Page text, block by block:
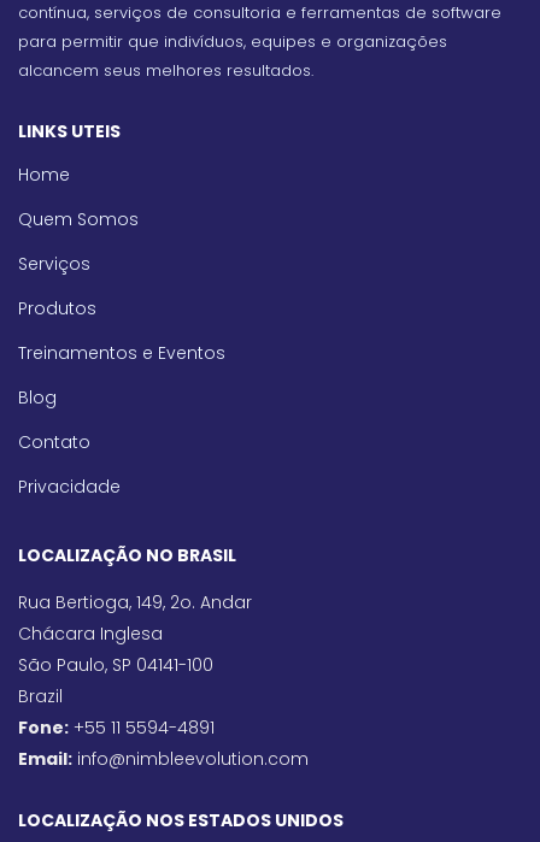
contínua, serviços de consultoria e ferramentas de software
para permitir que indivíduos, equipes e organizações
alcancem seus melhores resultados.
LINKS UTEIS
Home
Quem Somos
Serviços
Produtos
Treinamentos e Eventos
Blog
Contato
Privacidade
LOCALIZAÇÃO NO BRASIL
Rua Bertioga, 149, 2o. Andar
Chácara Inglesa
São Paulo, SP 04141-100
Brazil
Fone: +55 11 5594-4891
Email: info@nimbleevolution.com
LOCALIZAÇÃO NOS ESTADOS UNIDOS